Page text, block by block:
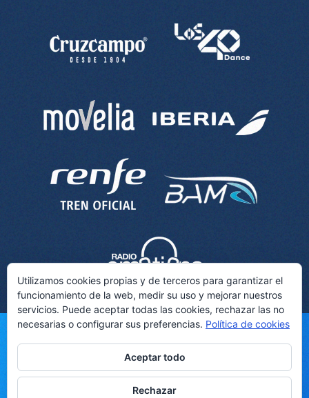
CONDICIONES GENERALES AVISO LEGAL
Utilizamos cookies propias y de terceros para garantizar el
funcionamiento de la web, medir su uso y mejorar nuestros
servicios. Puede aceptar todas las cookies, rechazar las no
necesarias o configurar sus preferencias. Política de cookies
Aceptar todo
Rechazar